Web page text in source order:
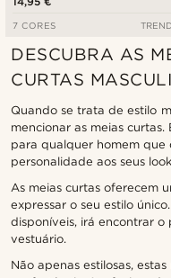
7 CORES
DESCUBRA AS
CURTAS
Quando se trata de estilo
mencionar as meias curtas.
para qualquer homem
personalidade aos seus
As meias curtas oferecem
expressar o seu estilo
disponíveis, irá encontrar
vestuário.
Não apenas estilosas,